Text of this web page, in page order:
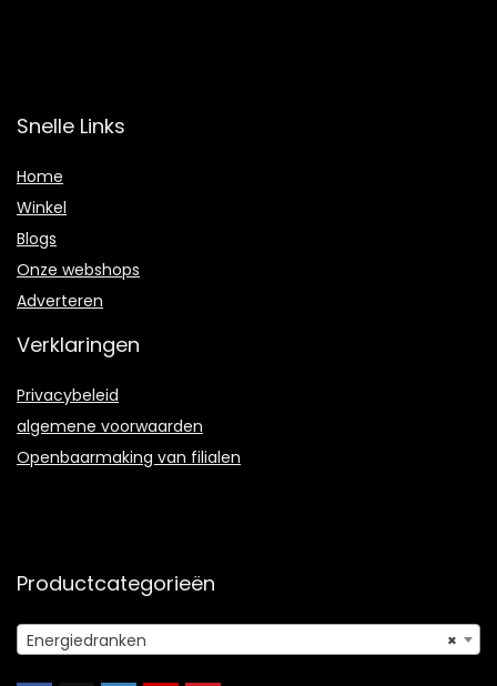
Snelle Links
Home
Winkel
Blogs
Onze webshops
Adverteren
Verklaringen
Privacybeleid
algemene voorwaarden
Openbaarmaking van filialen
Productcategorieën
×
Energiedranken